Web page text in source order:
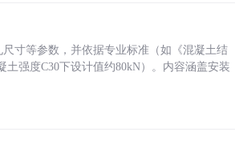
寸等参数，并依据专业标准（如《混凝土结
强度C30下设计值约80kN）。内容涵盖安装